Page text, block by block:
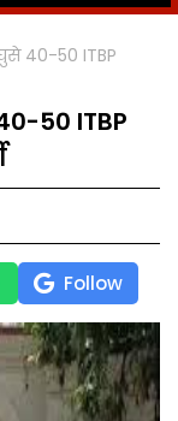
40-50 ITBP
50 ITBP
Follow